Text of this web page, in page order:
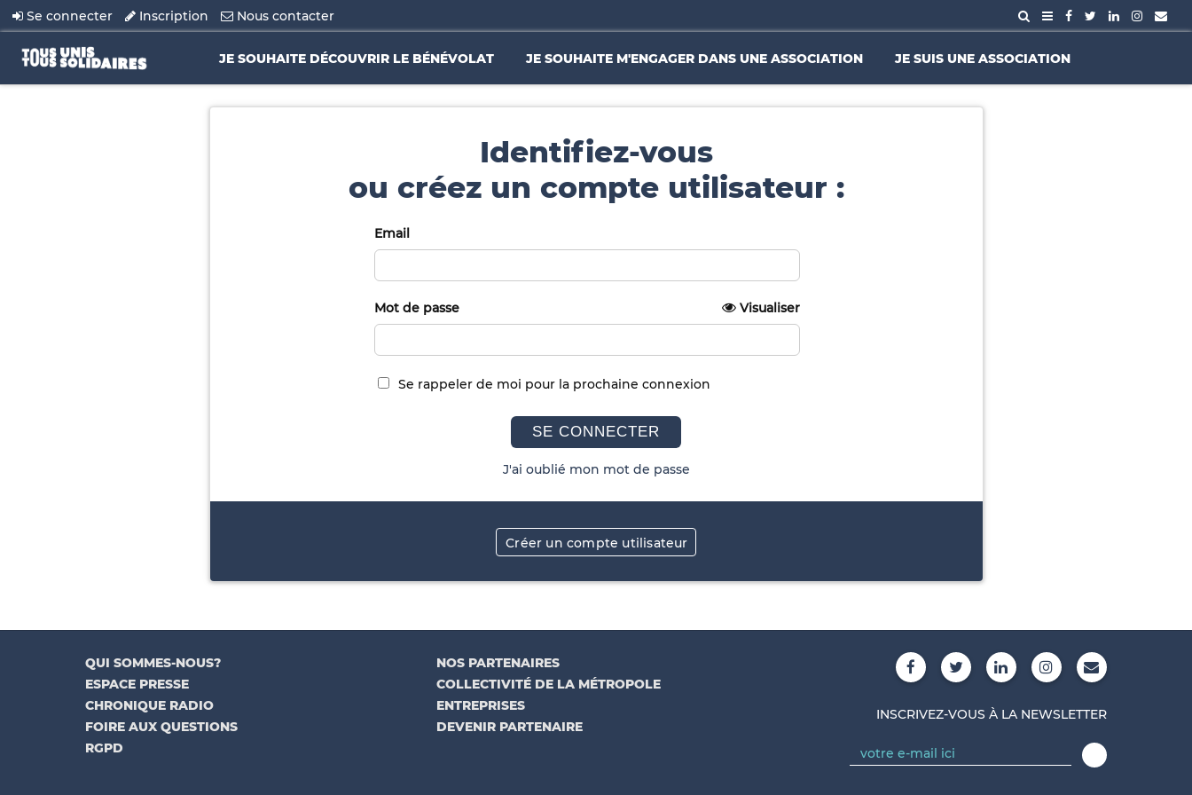
Se connecter Inscription Nous contacter
JE SOUHAITE DÉCOUVRIR LE BÉNÉVOLAT JE SOUHAITE M'ENGAGER DANS UNE ASSOCIATION JE SUIS UNE ASSOCIATION
Identifiez-vous
ou créez un compte utilisateur :
Email
Mot de passe Visualiser
Se rappeler de moi pour la prochaine connexion
SE CONNECTER
J'ai oublié mon mot de passe
Créer un compte utilisateur
QUI SOMMES-NOUS?
ESPACE PRESSE
CHRONIQUE RADIO
FOIRE AUX QUESTIONS
RGPD
NOS PARTENAIRES
COLLECTIVITÉ DE LA MÉTROPOLE
ENTREPRISES
DEVENIR PARTENAIRE
INSCRIVEZ-VOUS À LA NEWSLETTER